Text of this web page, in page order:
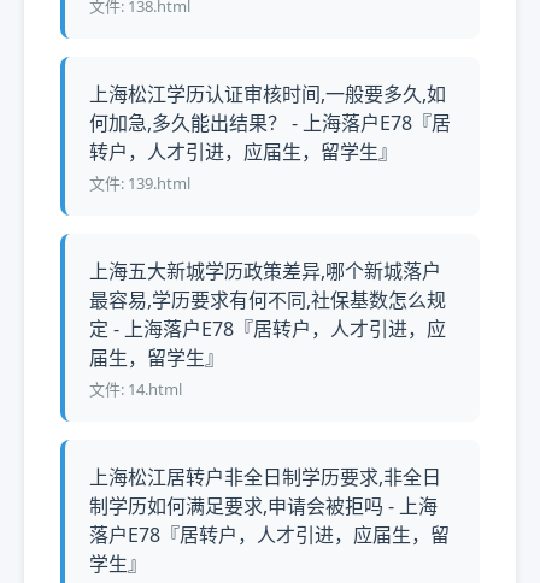
文件: 138.html
上海松江学历认证审核时间,一般要多久,如
何加急,多久能出结果？ - 上海落户E78『居
转户，人才引进，应届生，留学生』
文件: 139.html
上海五大新城学历政策差异,哪个新城落户
最容易,学历要求有何不同,社保基数怎么规
定 - 上海落户E78『居转户，人才引进，应
届生，留学生』
文件: 14.html
上海松江居转户非全日制学历要求,非全日
制学历如何满足要求,申请会被拒吗 - 上海
落户E78『居转户，人才引进，应届生，留
学生』